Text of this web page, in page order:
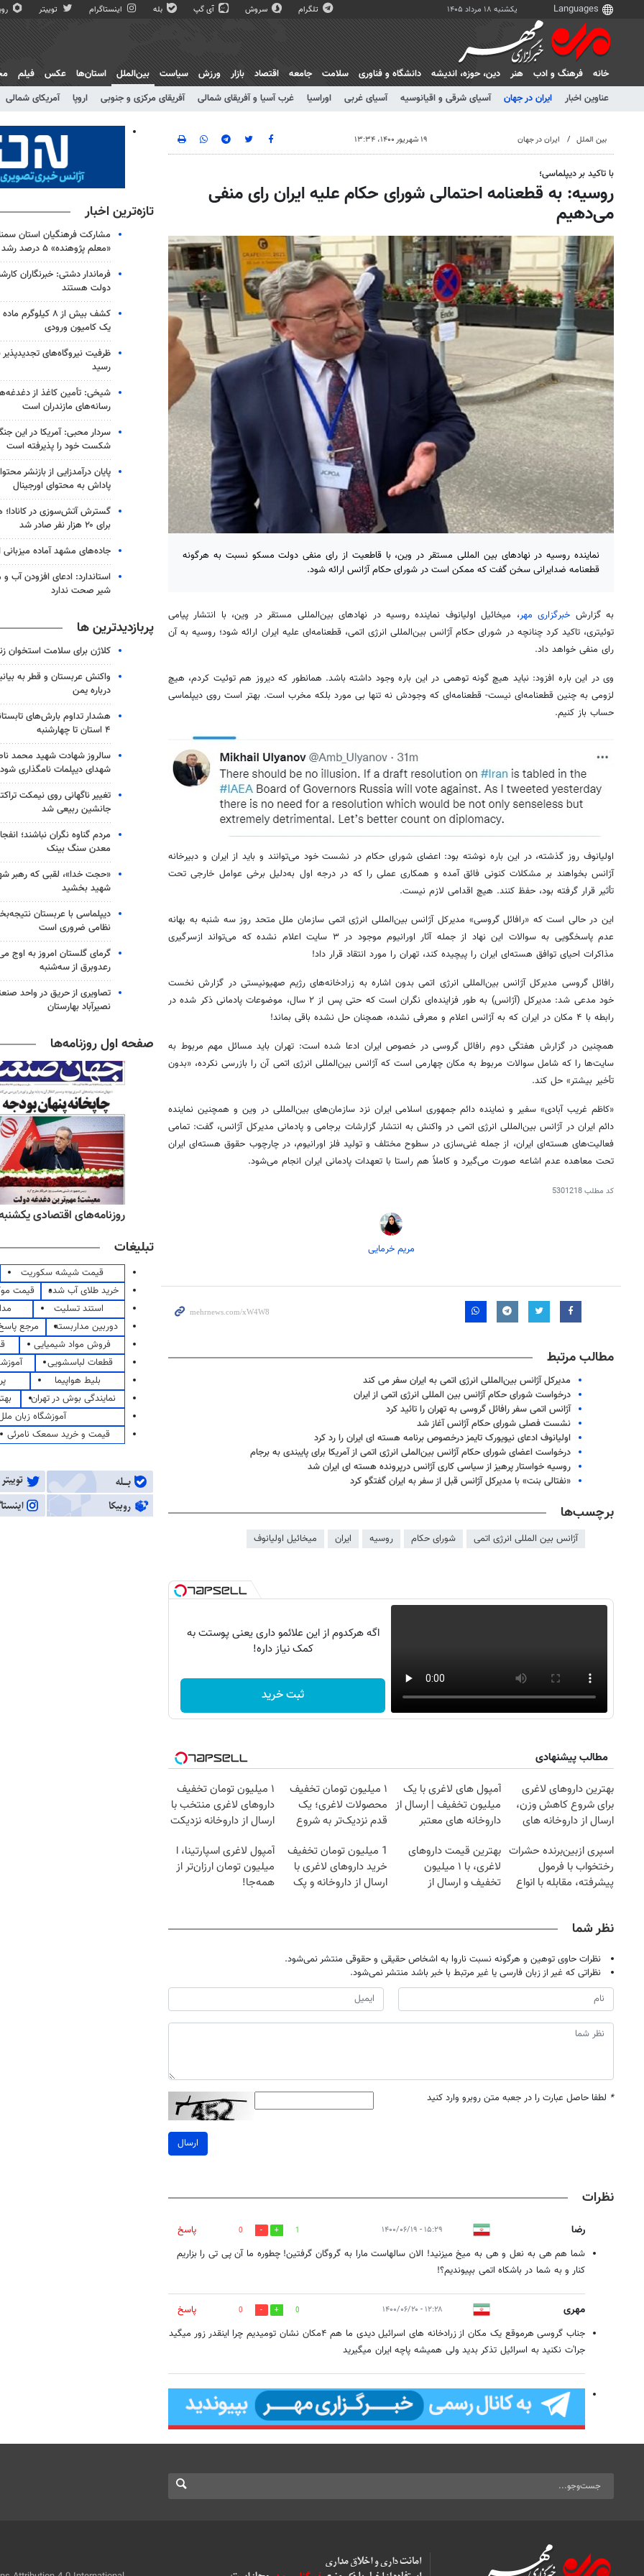
یکشنبه ۱۸ مرداد ۱۴۰۵ تلگرام سروش آی گپ بله اینستاگرام توییتر
خانه فرهنگ و ادب هنر دين، حوزه، انديشه دانشگاه و فناوری سلامت جامعه اقتصاد بازار ورزش سیاست
بین‌الملل
عناوین اخبار
ایران در جهان آسیای شرقی و اقیانوسیه آسیای غربی اوراسیا غرب آسیا و آفریقای شمالی آفریقای مرکزی و جنوبی اروپا آمریکای شمالی
استان‌ها عکس فیلم
بین الملل ایران در جهان ۱۹ شهریور ۱۴۰۰، ۱۳:۳۴
با تاکید بر دیپلماسی؛
روسیه: به قطعنامه احتمالی شورای حکام علیه ایران رای منفی
می‌دهیم
نماینده روسیه در نهادهای بین المللی مستقر در وین، با قاطعیت از رای منفی دولت مسکو نسبت به هرگونه
قطعنامه ضدایرانی سخن گفت که ممکن است در شورای حکام آژانس ارائه شود.
به گزارش خبرگزاری مهر، میخائیل اولیانوف نماینده روسیه در نهادهای بین‌المللی مستقر در وین، با انتشار پیامی
توئیتری،تاکید کرد چنانچه در شورای حکام آژانس بین‌المللیانرژی اتمی، قطعنامه‌ای علیه ایران ارائه شود؛ روسیه به آن
رای منفی خواهد داد.
وی در این باره افزود: نباید هیچ گونه توهمی در این بارهوجود داشته باشد. همانطور که دیروز هم توئیت کردم، هیچ
لزومی به چنین قطعنامه‌ای نیست- قطعنامه‌ای که وجودش نه تنها بی مورد بلکه مخرب است. بهتر است روی دیپلماسی
حساب باز کنیم.
اولیانوف روز گذشته، در این بارهنوشته بود: اعضای شورای حکام در نشست خود می‌توانند و باید از ایران و دبیرخانه
آژانس بخواهند بر مشکلات کنونی فائق آمده و همکاری عملی را که در درجه اول به‌دلیل برخی عوامل خارجی تحت
تأثیر قرار گرفته بود، حفظ کنند. هیچ اقدامی لازم نیست.
این در حالی است که «رافائل گروسی» مدیرکل آژانس بین‌المللی انرژی اتمی سازمان ملل متحد روز سه شنبه به بهانه
عدم پاسخگویی به سوالات این نهاد از جمله آثار اورانیوم موجود در ۳ سایت اعلام
نشدهکه می‌تواند ازسرگیری
مذاکرات احیای توافق هسته‌ای ایران را پیچیده کند، تهران را مورد انتقاد قرار داد!
رافائل گروسی مدیرکل آژانس بین‌المللی انرژی اتمی بدون اشاره به زرادخانه‌های رژیم صهیونیستی در گزارش نخست
خود مدعی شد: مدیرکل (آژانس) به طور فزاینده‌ای نگران است که حتی پس از ۲ سال، موضوعات پادمانی ذکر شده
در
رابطه با
همچنین در گزارش هفتگیدوم رافائل گروسیدر خصوصایران ادعا شده است: تهران باید مسائل مهم مربوط به
سایت‌ها را که شامل سوالات مربوط به مکان چهارمیاست که آژانس بین‌المللی انرژی اتمی آن را بازرسی نکرده، «بدون
تأخیر بیشتر» حل کند.
«کاظم غریب آبادی» سفیر و نماینده دائم جمهوری اسلامی ایران نزد سازمان‌های بین‌المللی در وین و همچنین نماینده
دائم ایران در آژانس بین‌المللیانرژی اتمی در واکنش به انتشار گزارشات برجامیو پادمانی مدیرکل آژانس، گفت: تمامی
فعالیت‌های هسته‌ای ایران، از جمله غنی‌سازی در سطوح مختلف و تولید فلز اورانیوم، در چارچوب حقوق هسته‌ای ایران
تحت معاهده عدم اشاعه صورت می‌گیرد و کاملاً هم راستا با تعهدات پادمانی ایران انجام می‌شود.
کد مطلب5301218
مریم خرمایی
مطالب مرتبط
مدیرکل آژانس بین‌المللی انرژی اتمی به ایران سفر می کند
درخواست شورای حکام آژانس بین المللی انرژی اتمی از ایران
آژانس اتمی سفر رافائل گروسی به تهران را تائید کرد
نشست فصلی شورای حکام آژانس آغاز شد
اولیانوف ادعای نیویورک تایمز درخصوص برنامه هسته ای ایران را رد کرد
درخواست اعضای شورای حکام آژانس بین‌الملی انرژی اتمی از آمریکا برای پایبندی به برجام
روسیه خواستار پرهیز از سیاسی کاری آژانس درپرونده هسته ای ایران شد
«نفتالی بنت» با مدیرکل آژانس قبل از سفر به ایران گفتگو کرد
برچسب‌ها
آژانس بین المللی انرژی اتمی شورای حکام روسیه ایران میخائیل اولیانوف
اگه هرکدوم از این علائمو داری یعنی پوستت به
کمک نیاز داره!
ثبت خرید
مطالب پیشنهادی
بهترین داروهای لاغری
برای شروع کاهش وزن،
ارسال از داروخانه های
آمپول های لاغری با یک
میلیون تخفیف | ارسال از
داروخانه های معتبر
۱ میلیون تومان تخفیف
محصولات لاغری؛ یک
قدم نزدیک‌تر به شروع
۱ میلیون تومان تخفیف
داروهای لاغری منتخب با
ارسال از داروخانه نزدیکت
اسپری ازبین‌برنده حشرات
رختخواب با فرمول
پیشرفته، مقابله با انواع
بهترین قیمت داروهای
لاغری، با ۱ میلیون
تخفیف و ارسال از
1 میلیون تومان تخفیف
خرید داروهای لاغری با
ارسال از داروخانه و پک
آمپول لاغری اسپارتینا، ا
میلیون تومان ارزان‌تر از
همه‌جا!
نظر شما
نظرات حاوی توهین و هرگونه نسبت ناروا به اشخاص حقیقی و حقوقی منتشر نمی‌شود.
نظراتی که غیر از زبان فارسی یا غیر مرتبط با خبر باشد منتشر نمی‌شود.
* لطفا حاصل عبارت را در جعبه متن روبرو وارد کنید
ارسال
نظرات
رضا ۱۵:۲۹ - ۱۴۰۰/۰۶/۱۹ 1
0
پاسخ
شما هم هی به نعل و هی به میخ میزنید! الان سالهاست مارا به گروگان گرفتین! چطوره ما آن پی تی را بزاریم
کنار و به شما در باشکاه اتمی بپیوندیم؟!
مهری ۱۲:۲۸ - ۱۴۰۰/۰۶/۲۰ 0
0
پاسخ
جناب گروسی هرموقع یک مکان از زرادخانه های اسرائیل دیدی ما هم ۴مکان نشان تومیدیم چرا اینقدر زور میگید
جرا'ت نکنید به اسرائیل تذکر بدید ولی همیشه پاچه ایران میگیرید
تازه‌ترین اخبار
مشارکت فرهنگیان استان
«معلم پژوهنده» ۵ درصد رشد کرد
فرماندار دشتی: خبرنگاران
دولت هستند
کشف بیش از ۸
یک کامیون ورودی
رسید
شیخی: تأمین کاغذ از
رسانه‌های مازندران است
سردار محبی: آمریکا در این
شکست خود را پذیرفته است
پایان درآمدزایی از بازنشر
پاداش به محتوای اورجینال
گسترش آتش‌سوزی در کانادا؛
برای ۲۰ هزار نفر صادر شد
جاده‌های مشهد آماده میزبانی
استاندارد: ادعای افزودن آب
شیر صحت ندارد
پربازدیدترین ها
کلاژن برای سلامت استخوان
واکنش عربستان و قطر به
درباره یمن
هشدار تداوم بارش‌های
۴ استان تا چهارشنبه
سالروز شهادت شهید محمد
شهدای دیپلمات نامگذاری شود
تغییر ناگهانی روی نیمکت
جانشین ربیعی شد
مردم گناوه نگران نباشند؛
معدن سنگ بینک
«حجت خدا»، لقبی که رهبر
شهید بخشید
دیپلماسی با عربستان
نظامی ضروری است
گرمای گلستان امروز به اوج
رعدوبرق از سه‌شنبه
تصاویری از حریق در واحد
نصیرآباد بهارستان
صفحه اول روزنامه‌ها
روزنامه‌های اقتصادی یکشنبه ۱۸ مرداد
تبلیغات
قیمت شیشه سکوریت
خرید طلای آب شده
قیمت
استند تسلیت
دوربین مداربسته
مرجع
فروش مواد شیمیایی
قطعات لباسشویی
بلیط هواپیما
نمایندگی بوش در تهران
آموزشگاه زبان
قیمت و خرید سمعک نامرئی